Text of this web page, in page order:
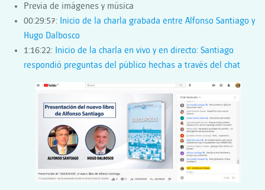
Previa de imágenes y música
00:29:57: Inicio de la charla grabada entre Alfonso Santiago y
Hugo Dalbosco
1:16:22: Inicio de la charla en vivo y en directo: Santiago
respondió preguntas del público hechas a través del chat